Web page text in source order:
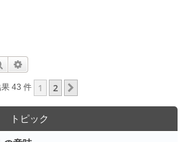
検索
43 件 1 2
トピック